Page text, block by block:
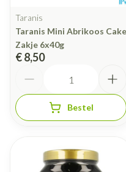
Taranis
Taranis Mini Abrikoos Cake
Zakje 6x40g
€ 8,50
Bestel